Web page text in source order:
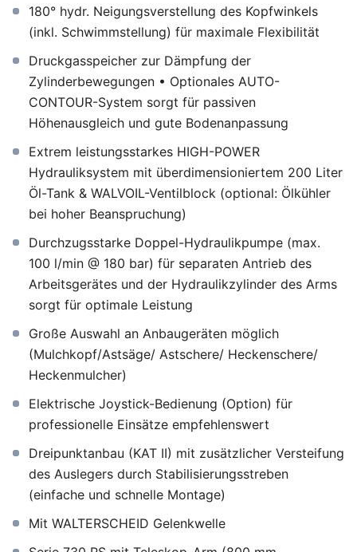
180° hydr. Neigungsverstellung des Kopfwinkels
(inkl. Schwimmstellung) für maximale Flexibilität
Druckgasspeicher zur Dämpfung der
Zylinderbewegungen • Optionales AUTO-
CONTOUR-System sorgt für passiven
Höhenausgleich und gute Bodenanpassung
Extrem leistungsstarkes HIGH-POWER
Hydrauliksystem mit überdimensioniertem 200 Liter
Öl-Tank & WALVOIL-Ventilblock (optional: Ölkühler
bei hoher Beanspruchung)
Durchzugsstarke Doppel-Hydraulikpumpe (max.
100 l/min @ 180 bar) für separaten Antrieb des
Arbeitsgerätes und der Hydraulikzylinder des Arms
sorgt für optimale Leistung
Große Auswahl an Anbaugeräten möglich
(Mulchkopf/Astsäge/ Astschere/ Heckenschere/
Heckenmulcher)
Elektrische Joystick-Bedienung (Option) für
professionelle Einsätze empfehlenswert
Dreipunktanbau (KAT II) mit zusätzlicher Versteifung
des Auslegers durch Stabilisierungsstreben
(einfache und schnelle Montage)
Mit WALTERSCHEID Gelenkwelle